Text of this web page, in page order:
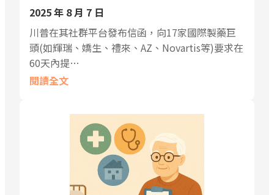
2025 年 8 月 7 日
川普在其社群平台發布信函，向17家國際製藥巨
頭(如輝瑞、嬌生、禮來、AZ、Novartis等)要求在
60天內提…
閱讀全文